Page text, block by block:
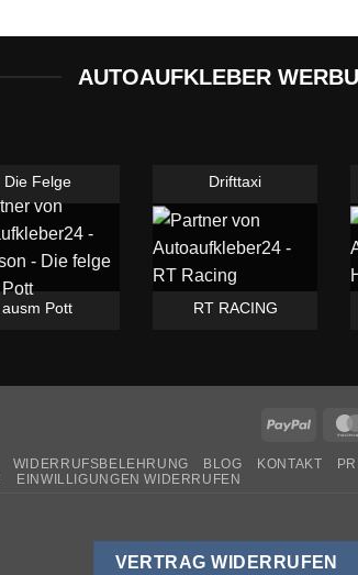
AUTOAUFKLEBER
Die Felge
ausm Pott
Drifttaxi
RT RACING
PayPal
WIDERRUFSBELEHRUNG BLOG KONTAKT
EINWILLIGUNGEN WIDERRUFEN
VERTRAG WIDERRUFEN